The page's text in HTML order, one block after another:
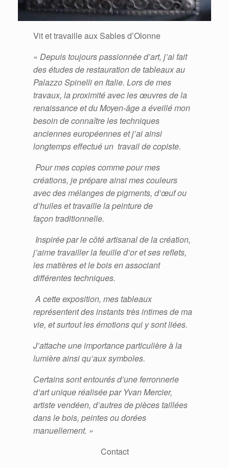
Vit et travaille aux Sables d’Olonne
«Depuis toujours passionnée d’art, j’ai fait
des études de restauration de tableaux au
Palazzo Spinelli en Italie. Lors de mes
travaux, la proximité avec les œuvres de la
renaissance et du Moyen-âge a éveillé mon
besoin de connaître les techniques
anciennes européennes et j’ai ainsi
longtemps effectué un travail de copiste.
Pour mes copies comme pour mes
créations, je prépare ainsi mes couleurs
avec des mélanges de pigments, d’œuf ou
d’huiles et travaille la peinture de
façon traditionnelle.
Inspirée par le côté artisanal de la création,
j’aime travailler la feuille d’or et ses reflets,
les matières et le bois en associant
différentes techniques.
A cette exposition, mes tableaux
représentent des instants très intimes de ma
vie, et surtout les émotions qui y sont liées.
J’attache une importance particulière à la
lumière ainsi qu’aux symboles.
Certains sont entourés d’une ferronnerie
d’art unique réalisée par Yvan Mercier,
artiste vendéen, d’autres de pièces taillées
dans le bois, peintes ou dorées
manuellement. »
Contact